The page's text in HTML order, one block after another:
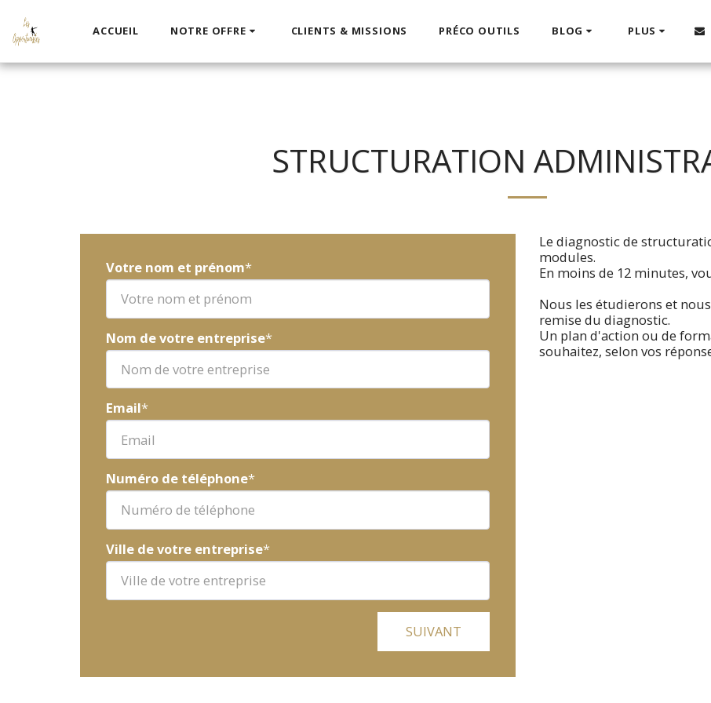
ACCUEIL NOTRE OFFRE CLIENTS & MISSIONS PRÉCO OUTILS BLOG PLUS
STRUCTURATION
Votre nom et prénom*
Nom de votre entreprise*
Email*
Numéro de téléphone*
Ville de votre entreprise*
SUIVANT
Le diagnostic de
modules.
En moins de 12 minutes,
Nous les étudierons et
remise du diagnostic.
Un plan d'action ou de
souhaitez, selon vos